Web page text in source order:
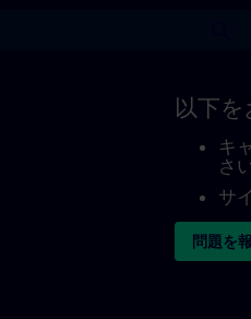
以下
キ
さ
サ
問題を